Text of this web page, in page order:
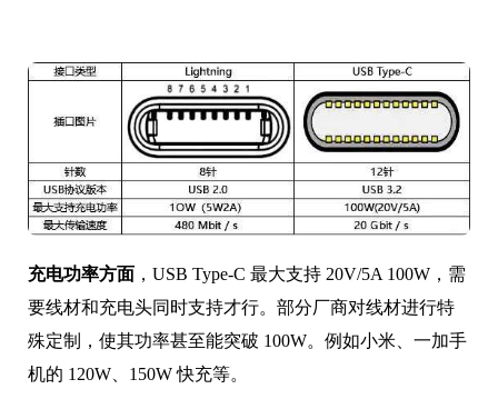
充电功率方面 ，USB Type-C 最大支持 20V/5A 100W，需
要线材和充电头同时支持才行。部分厂商对线材进行特
殊定制，使其功率甚至能突破 100W。例如小米、一加手
机的 120W、150W 快充等。